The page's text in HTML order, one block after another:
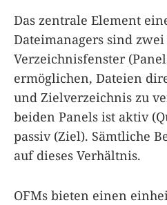
Das zentrale Element
Dateimanagers sind
Verzeichnisfenster
ermöglichen, Dateien
und Zielverzeichnis zu
beiden Panels ist aktiv
passiv (Ziel). Sämtliche
auf dieses Verhältnis.
OFMs bieten einen